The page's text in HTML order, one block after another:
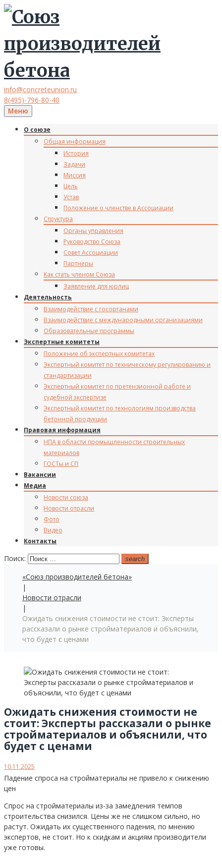
info@concreteunion.ru
8(495)-796-80-40
Меню
О союзе
Общая информация
История
Задачи
Миссия
Цель
Устав
Положение о членстве в Ассоциации
Структура
Органы управления
Руководство Союза
Совет Ассоциации
Партнеры
Как стать членом Союза
Заявление для юрлиц
Деятельность
Взаимодействие с госорганами
Взаимодействие с международными организациями
Образовательные программы
Экспертные комитеты
Положение об экспертных комитетах
Экспертный комитет по техническому регулированию и
стандартизации
Экспертный комитет по претензионной работе и
судебной экспертизе
Экспертный комитет по технологиям производства
бетонной продукции
Правовая информация
НПА в области промышленности строительных
материалов
ГОСТы и СП
Вакансии
Медиа
Новости союза
Новости отрасли
Фото
Видео
Контакты
Поиск: search
«Союз производителей бетона»
|
Новости отрасли
|
Ожидать снижения стоимости не стоит: Эксперты
рассказали о рынке стройматериалов и объяснили,
что будет с ценами
Ожидать снижения стоимости не
стоит: Эксперты рассказали о рынке
стройматериалов и объяснили, что
будет с ценами
10.11.2025
Падение спроса на стройматериалы не привело к снижению
цен
Спрос на стройматериалы из-за замедления темпов
строительства снизился. Цены же не слишком сильно, но
растут. Ожидать их существенного падения, по мнению
экспертов, не стоит. Но к скидкам и акциям производители
уже готовы.